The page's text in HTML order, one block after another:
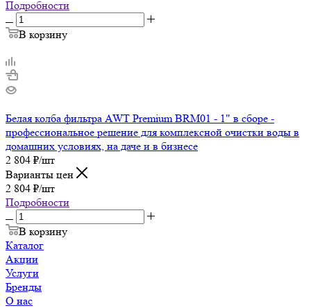
Подробности
В корзину
Белая колба фильтра AWT Premium BRM01 - 1" в сборе -
профессиональное решение для комплексной очистки воды в
домашних условиях, на даче и в бизнесе
2 804 ₽/шт
Варианты цен
2 804 ₽/шт
Подробности
В корзину
Каталог
Акции
Услуги
Бренды
О нас